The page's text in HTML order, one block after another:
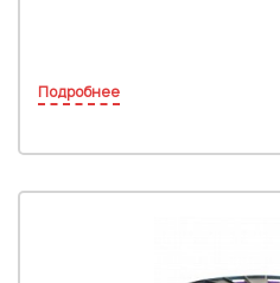
Подробнее